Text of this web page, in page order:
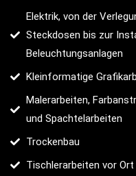
Elektrik, von der
Steckdosen bis zur
Beleuchtungsanlagen
Kleinformatige
Malerarbeiten,
und Spachtelarbeiten
Trockenbau
Tischlerarbeiten vor Ort